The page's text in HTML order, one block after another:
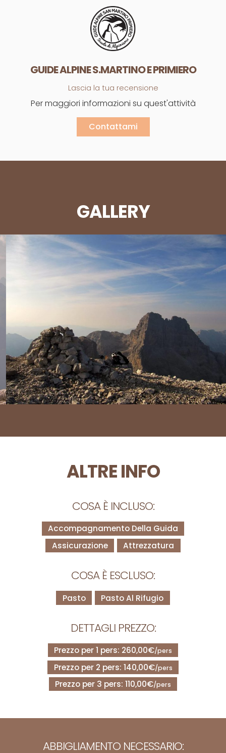
GUIDE ALPINE S.MARTINO E PRIMIERO
Lascia la tua recensione
Per maggiori informazioni su quest'attività
Contattami
GALLERY
ALTRE INFO
COSA È INCLUSO:
Accompagnamento Della Guida
Assicurazione
Attrezzatura
COSA È ESCLUSO:
Pasto Pasto Al Rifugio
DETTAGLI PREZZO:
Prezzo per 1 pers: 260,00€/pers
Prezzo per 2 pers: 140,00€/pers
Prezzo per 3 pers: 110,00€/pers
ABBIGLIAMENTO NECESSARIO: